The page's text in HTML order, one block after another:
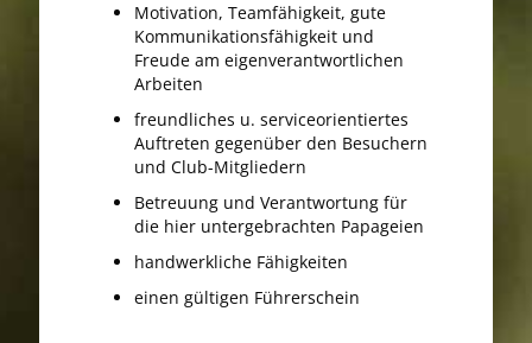
Motivation, Teamfähigkeit, gute
Kommunikationsfähigkeit und
Freude am eigenverantwortlichen
Arbeiten
freundliches u. serviceorientiertes
Auftreten gegenüber den Besuchern
und Club-Mitgliedern
Betreuung und Verantwortung für
die hier untergebrachten Papageien
handwerkliche Fähigkeiten
einen gültigen Führerschein